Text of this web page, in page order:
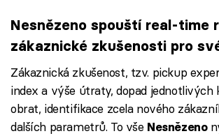
Nesnězeno spouští real-time
zákaznické zkušenosti pro
Zákaznická zkušenost, tzv. pickup
index a výše útraty, dopad jednotlivých
obrat, identifikace zcela nového
dalších parametrů. To vše Nesnězeno